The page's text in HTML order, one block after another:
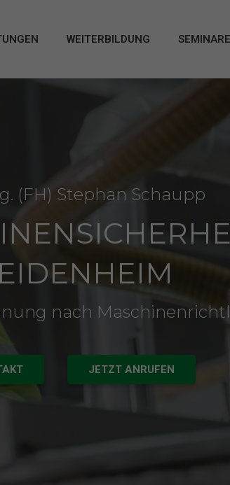
WEITERBILDUNG SEMINARE
(FH) Stephan Schaupp
nach
JETZT ANRUFEN